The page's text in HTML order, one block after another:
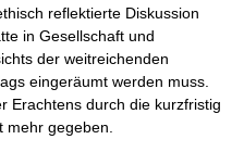
reflektierte Diskussion
in Gesellschaft und
der weitreichenden
eingeräumt werden muss.
Erachtens durch die kurzfristig
gegeben.